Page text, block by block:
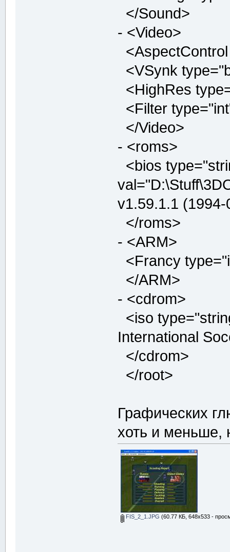
</Sound>
- <Video>
<VSynk
<HighRes
<Filter
</Video>
- <roms>
<bios
v1.59.1.1
</roms>
- <ARM>
<Francy
</ARM>
- <cdrom>
<iso
International
</cdrom>
</root>
Графических
хоть и меньше,
FIS_2_1.JPG (60.77 КБ, 648x533 -